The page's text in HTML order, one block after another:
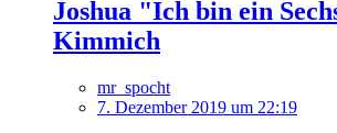
Joshua "Ich bin ein
Kimmich
mr_spocht
7. Dezember 2019 um 22:19